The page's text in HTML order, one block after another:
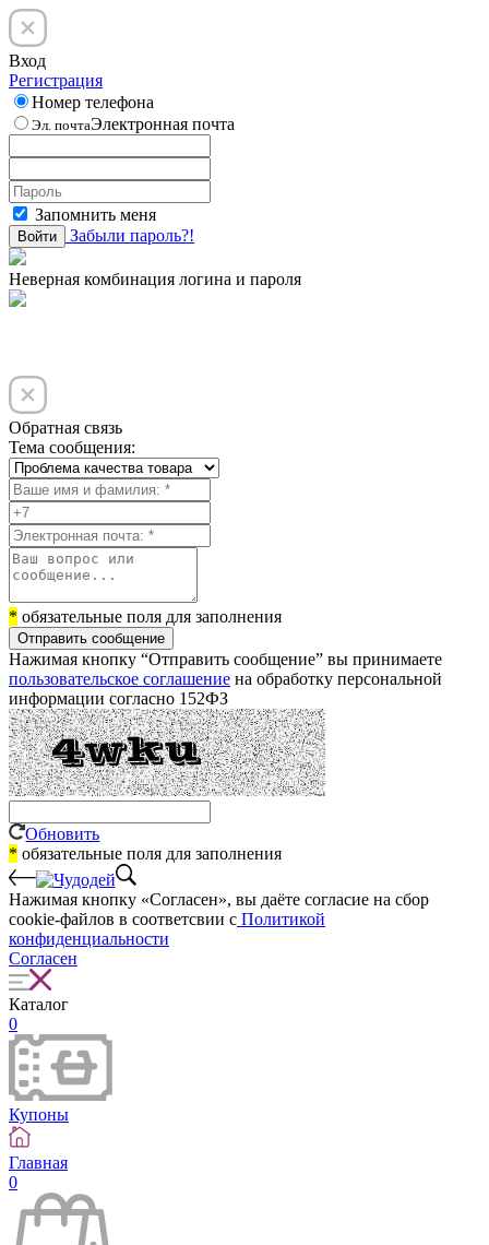
Вход
Регистрация
Номер телефона
Эл. почтаЭлектронная почта
Запомнить меня
Войти Забыли пароль?!
Неверная комбинация логина и пароля
Обратная связь
Тема сообщения:
* обязательные поля для заполнения
Отправить сообщение
Нажимая кнопку “Отправить сообщение” вы принимаете
пользовательское соглашение на обработку персональной
информации согласно 152ФЗ
Обновить
* обязательные поля для заполнения
Нажимая кнопку «Согласен», вы даёте cогласие на сбор
cookie-файлов в соответсвии с Политикой
конфиденциальности
Согласен
Каталог
0
Купоны
Главная
0